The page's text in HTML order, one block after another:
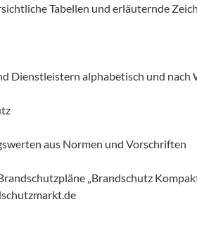
Tabellen und erläuternde
Dienstleistern alphabetisch und
aus Normen und Vorschriften
„Brandschutz